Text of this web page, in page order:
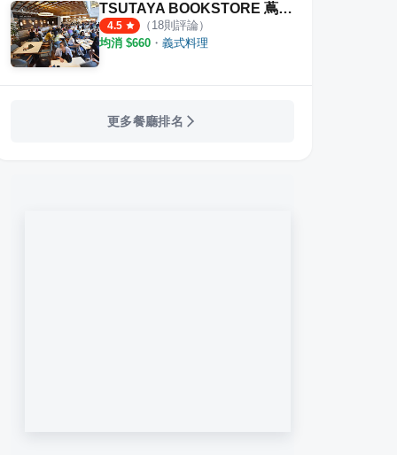
TSUTAYA BOOKSTORE 蔦屋書店 臺中市政店
4.5 （ 18則評論）
均消 $660 ・ 義式料理
更多餐廳排名